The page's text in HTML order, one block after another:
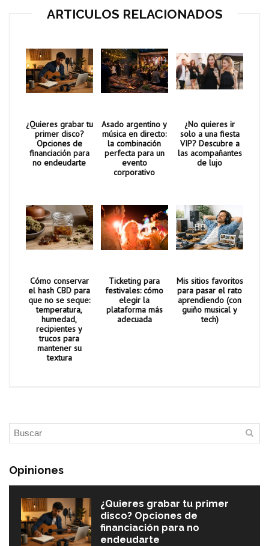
ARTICULOS RELACIONADOS
¿Quieres grabar tu
primer disco?
Opciones de
financiación para
no endeudarte
Asado argentino y
música en directo:
la combinación
perfecta para un
evento
corporativo
¿No quieres ir
solo a una fiesta
VIP? Descubre a
las acompañantes
de lujo
Cómo conservar
el hash CBD para
que no se seque:
temperatura,
humedad,
recipientes y
trucos para
mantener su
textura
Ticketing para
festivales: cómo
elegir la
plataforma más
adecuada
Mis sitios favoritos
para pasar el rato
aprendiendo (con
guiño musical y
tech)
Opiniones
¿Quieres grabar tu primer
disco? Opciones de
financiación para no
endeudarte